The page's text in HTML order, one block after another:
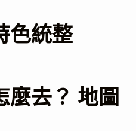
色統整
麼去？ 地圖